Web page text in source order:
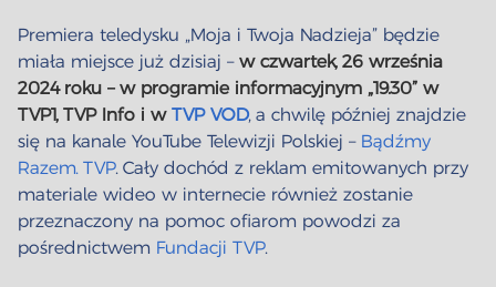
Premiera teledysku „Moja i Twoja Nadzieja” będzie
miała miejsce już dzisiaj – w czwartek, 26 września
2024 roku – w programie informacyjnym „19.30” w
TVP1, TVP Info i w TVP VOD, a chwilę później znajdzie
się na kanale YouTube Telewizji Polskiej – Bądźmy
Razem. TVP. Cały dochód z reklam emitowanych przy
materiale wideo w internecie również zostanie
przeznaczony na pomoc ofiarom powodzi za
pośrednictwem Fundacji TVP.